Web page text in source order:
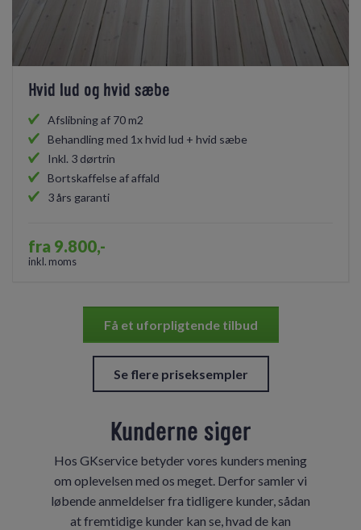
Hvid lud og hvid sæbe
Afslibning af 70 m2
Behandling med 1x hvid lud + hvid sæbe
Inkl. 3 dørtrin
Bortskaffelse af affald
3 års garanti
fra 9.800,-
inkl. moms
Få et uforpligtende tilbud
Se flere priseksempler
Kunderne siger
Hos GKservice betyder vores kunders mening
om oplevelsen med os meget. Derfor samler vi
løbende anmeldelser fra tidligere kunder, sådan
at fremtidige kunder kan se, hvad de kan